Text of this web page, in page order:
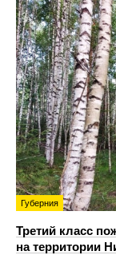
Губерния
Третий класс
на территории